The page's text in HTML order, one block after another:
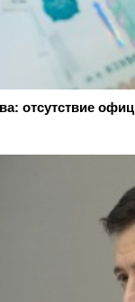
отсутствие